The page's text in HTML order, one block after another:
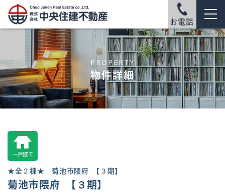
お電話
PROPERTY
物件詳細
一戸建て
★全２棟★ 菊池市隈府 【３期】
菊池市隈府 【３期】